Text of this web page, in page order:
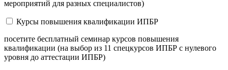
мероприятий для разных специалистов)
Курсы повышения квалификации ИПБР
посетите бесплатный семинар курсов повышения
квалификации (на выбор из 11 спецкурсов ИПБР с нулевого
уровня до аттестации ИПБР)